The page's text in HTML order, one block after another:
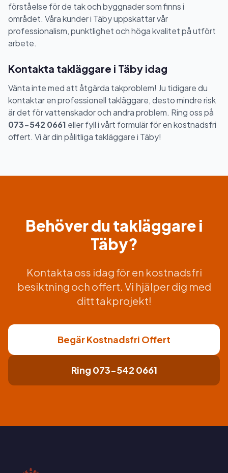
förståelse för de tak och byggnader som finns i
området. Våra kunder i Täby uppskattar vår
professionalism, punktlighet och höga kvalitet på utfört
arbete.
Kontakta takläggare i Täby idag
Vänta inte med att åtgärda takproblem! Ju tidigare du
kontaktar en professionell takläggare, desto mindre risk
är det för vattenskador och andra problem. Ring oss på
073-542 0661 eller fyll i vårt formulär för en kostnadsfri
offert. Vi är din pålitliga takläggare i Täby!
Behöver du takläggare i
Täby?
Kontakta oss idag för en kostnadsfri
besiktning och offert. Vi hjälper dig med
ditt takprojekt!
Begär Kostnadsfri Offert
Ring 073-542 0661